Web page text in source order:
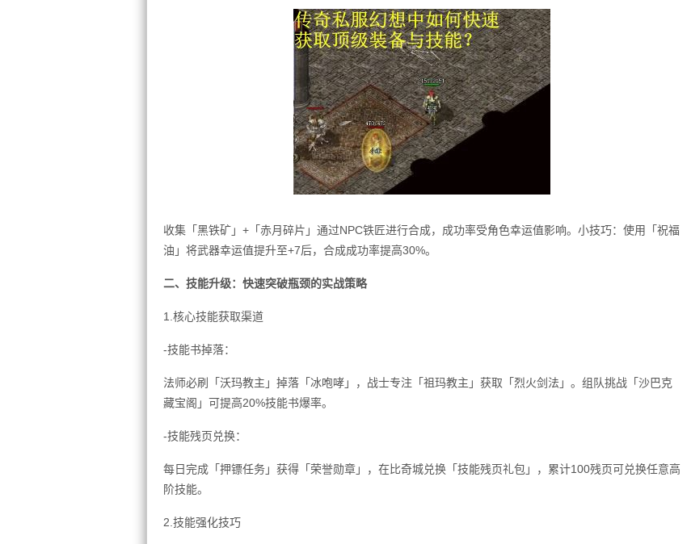
收集「黑铁矿」+「赤月碎片」通过NPC铁匠进行合成，成功率受角色幸运值影响。小技巧：使用「祝福
油」将武器幸运值提升至+7后，合成成功率提高30%。
二、技能升级：快速突破瓶颈的实战策略
1.核心技能获取渠道
-技能书掉落：
法师必刷「沃玛教主」掉落「冰咆哮」，战士专注「祖玛教主」获取「烈火剑法」。组队挑战「沙巴克
藏宝阁」可提高20%技能书爆率。
-技能残页兑换：
每日完成「押镖任务」获得「荣誉勋章」，在比奇城兑换「技能残页礼包」，累计100残页可兑换任意高
阶技能。
2.技能强化技巧